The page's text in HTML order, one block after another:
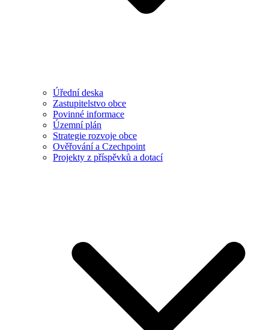
Úřední deska
Zastupitelstvo obce
Povinné informace
Územní plán
Strategie rozvoje obce
Ověřování a Czechpoint
Projekty z příspěvků a dotací